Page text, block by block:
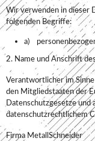
Wir verwenden in dieser
folgenden Begriffe:
a)
2. Name und Anschrift
Verantwortlicher im
den Mitgliedstaaten der
Datenschutzgesetze und
datenschutzrechtlichem
Firma MetallSchneider